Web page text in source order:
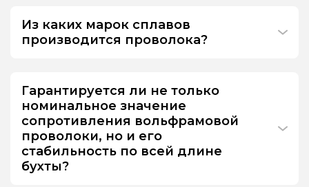
Из каких марок сплавов
производится проволока?
Гарантируется ли не только
номинальное значение
сопротивления вольфрамовой
проволоки, но и его
стабильность по всей длине
бухты?